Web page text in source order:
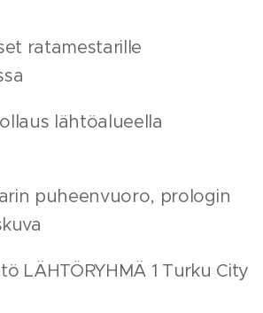
ratamestarille
lähtöalueella
puheenvuoro, prologin
LÄHTÖRYHMÄ 1 Turku City